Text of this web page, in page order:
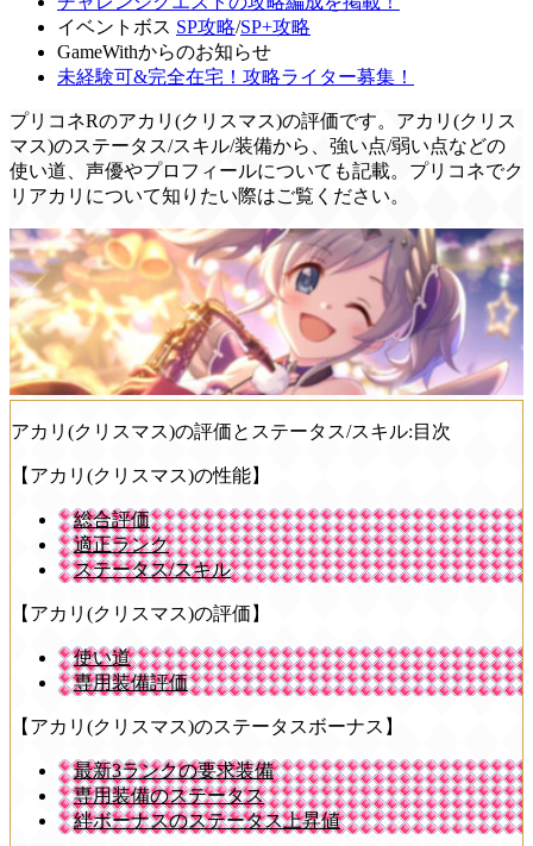
イベントボス SP攻略/SP+攻略
GameWithからのお知らせ
未経験可&完全在宅！攻略ライター募集！
プリコネRのアカリ(クリスマス)の評価です。アカリ(クリス
マス)のステータス/スキル/装備から、強い点/弱い点などの
使い道、声優やプロフィールについても記載。プリコネでク
リアカリについて知りたい際はご覧ください。
アカリ(クリスマス)の評価とステータス/スキル:目次
【アカリ(クリスマス)の性能】
総合評価
適正ランク
ステータス/スキル
【アカリ(クリスマス)の評価】
使い道
専用装備評価
【アカリ(クリスマス)のステータスボーナス】
最新3ランクの要求装備
専用装備のステータス
絆ボーナスのステータス上昇値